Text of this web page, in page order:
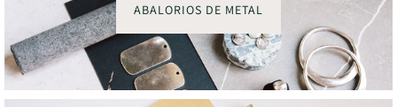
ABALORIOS DE METAL